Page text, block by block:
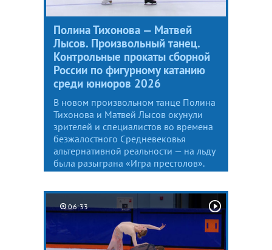
Полина Тихонова — Матвей
Лысов. Произвольный танец.
Контрольные прокаты сборной
России по фигурному катанию
среди юниоров 2026
В новом произвольном танце Полина
Тихонова и Матвей Лысов окунули
зрителей и специалистов во времена
безжалостного Средневековья
альтернативной реальности — на льду
была разыграна «Игра престолов».
06:33